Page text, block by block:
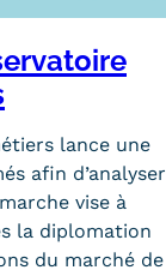
lance une
afin d’analyser
vise à
la diplomation
du marché de